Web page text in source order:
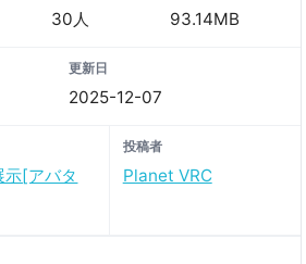
30人 93.14MB
更新日
2025-12-07
示[アバタ
投稿者
Planet VRC